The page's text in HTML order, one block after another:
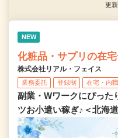
更
NEW
化粧品・サプリの在
株式会社リアル・フェイス
業務委託 登録制 在宅・内職
副業・Wワークにぴった
ツお小遣い稼ぎ♪＜北海